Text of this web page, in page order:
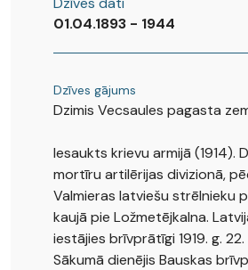
01.04.1893 - 1944
Dzīves gājums
Dzimis Vecsaules pagasta
Iesaukts krievu armijā (1914).
mortīru artilērijas divizionā,
Valmieras latviešu strēlnieku
kaujā pie Ložmetējkalna.
iestājies brīvprātīgi 1919. g.
Sākumā dienējis Bauskas